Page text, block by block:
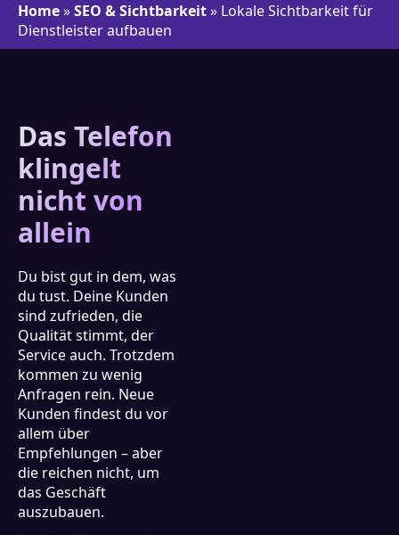
Home»SEO & Sichtbarkeit» Lokale Sichtbarkeit für
Dienstleister aufbauen
Das Telefon
klingelt
nicht von
allein
Du bist gut in dem, was
du tust. Deine Kunden
sind zufrieden, die
Qualität stimmt, der
Service auch. Trotzdem
kommen zu wenig
Anfragen rein. Neue
Kunden findest du vor
allem über
Empfehlungen – aber
die reichen nicht, um
das Geschäft
auszubauen.